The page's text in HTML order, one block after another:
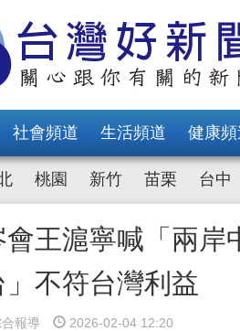
社會頻道 生活頻道 健康頻
桃園 新竹 苗栗 台中
會王滬寧喊「兩
」不符台灣利益
報導 2026-02-04 12:20